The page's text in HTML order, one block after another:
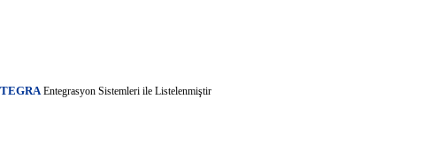
Entegrasyon Sistemleri ile Listelenmiştir